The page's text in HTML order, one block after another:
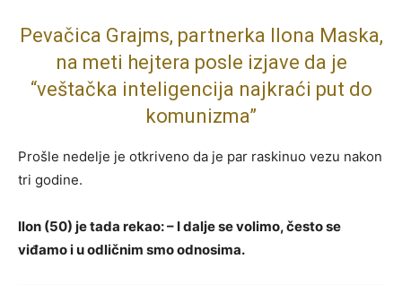
Pevačica Grajms, partnerka Ilona Maska,
na meti hejtera posle izjave da je
“veštačka inteligencija najkraći put do
komunizma”
Prošle nedelje je otkriveno da je par raskinuo vezu nakon
tri godine.
Ilon (50) je tada rekao: – I dalje se volimo, često se
viđamo i u odličnim smo odnosima.